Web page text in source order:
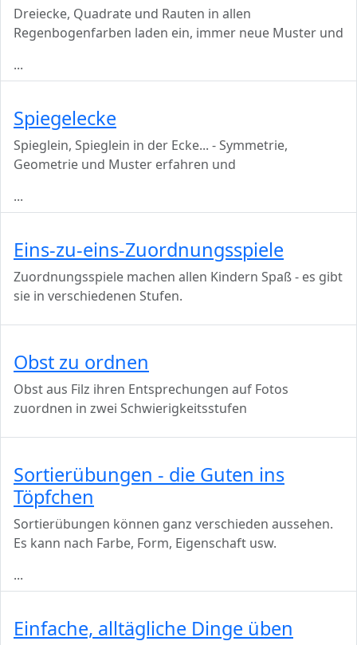
Dreiecke, Quadrate und Rauten in allen
Regenbogenfarben laden ein, immer neue Muster und
...
Spiegelecke
Spieglein, Spieglein in der Ecke... - Symmetrie,
Geometrie und Muster erfahren und
...
Eins-zu-eins-Zuordnungsspiele
Zuordnungsspiele machen allen Kindern Spaß - es gibt
sie in verschiedenen Stufen.
Obst zu ordnen
Obst aus Filz ihren Entsprechungen auf Fotos
zuordnen in zwei Schwierigkeitsstufen
Sortierübungen - die Guten ins
Töpfchen
Sortierübungen können ganz verschieden aussehen.
Es kann nach Farbe, Form, Eigenschaft usw.
...
Einfache, alltägliche Dinge üben